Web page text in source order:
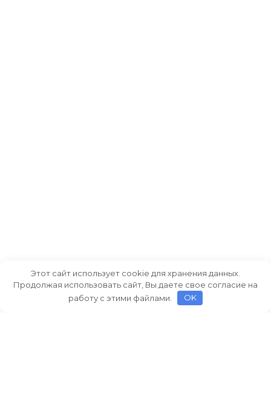
Этот сайт использует cookie для хранения данных.
Продолжая использовать сайт, Вы даете свое согласие на
работу с этими файлами.
OK